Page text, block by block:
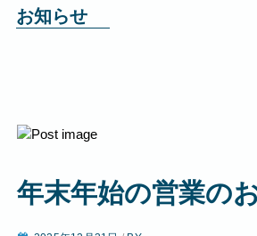
お知らせ
年末年始の営業の